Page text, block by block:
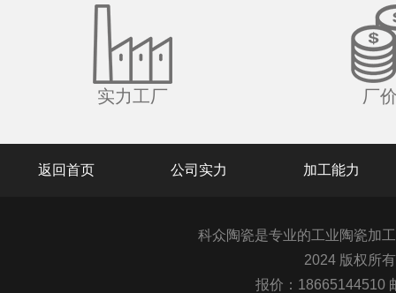
实力工厂 厂
返回首页 公司实力 加工能力
科众陶瓷是专业的工业陶瓷加
2024 版权所
报价：18665144510